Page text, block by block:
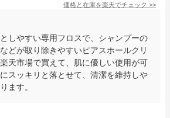
価格と在庫を楽天でチェック >>
しやすい専用フロスで、シャンプーの
どが取り除きやすいピアスホールクリ
天市場で買えて、肌に優しい使用が可
スッキリと落とせて、清潔を維持しや
ます。